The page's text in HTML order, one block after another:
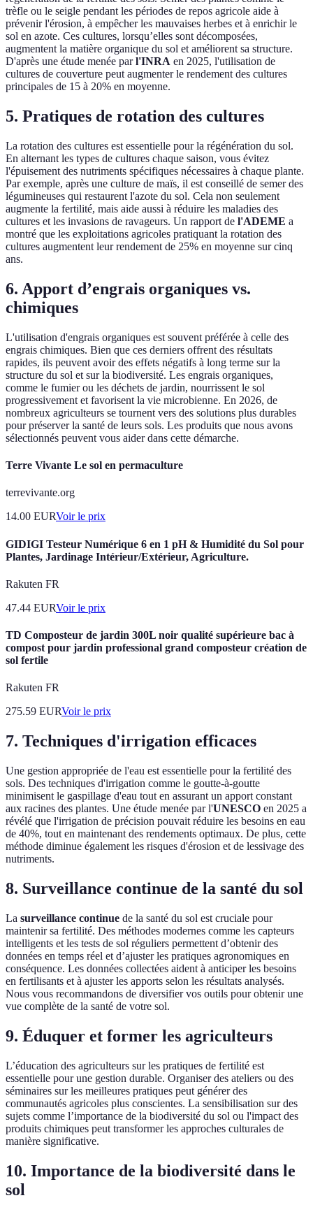
trèfle ou le seigle pendant les périodes de repos agricole aide à
prévenir l'érosion, à empêcher les mauvaises herbes et à enrichir le
sol en azote. Ces cultures, lorsqu’elles sont décomposées,
augmentent la matière organique du sol et améliorent sa structure.
D'après une étude menée parl'INRA en 2025, l'utilisation de
cultures de couverture peut augmenter le rendement des cultures
principales de 15 à 20% en moyenne.
5. Pratiques de rotation des cultures
La rotation des cultures est essentielle pour la régénération du sol.
En alternant les types de cultures chaque saison, vous évitez
l'épuisement des nutriments spécifiques nécessaires à chaque plante.
Par exemple, après une culture de maïs, il est conseillé de semer des
légumineuses qui restaurent l'azote du sol. Cela non seulement
augmente la fertilité, mais aide aussi à réduire les maladies des
cultures et les invasions de ravageurs. Un rapport de l'ADEME a
montré que les exploitations agricoles pratiquant la rotation des
cultures augmentent leur rendement de 25% en moyenne sur cinq
ans.
6. Apport d’engrais organiques vs.
chimiques
L'utilisation d'engrais organiques est souvent préférée à celle des
engrais chimiques. Bien que ces derniers offrent des résultats
rapides, ils peuvent avoir des effets négatifs à long terme sur la
structure du sol et sur la biodiversité. Les engrais organiques,
comme le fumier ou les déchets de jardin, nourrissent le sol
progressivement et favorisent la vie microbienne. En 2026, de
nombreux agriculteurs se tournent vers des solutions plus durables
pour préserver la santé de leurs sols. Les produits que nous avons
sélectionnés peuvent vous aider dans cette démarche.
Terre Vivante Le sol en permaculture
terrevivante.org
14.00 EURVoir le prix
GIDIGI Testeur Numérique 6 en 1 pH & Humidité du Sol pour
Plantes, Jardinage Intérieur/Extérieur, Agriculture.
Rakuten FR
47.44 EURVoir le prix
TD Composteur de jardin 300L noir qualité supérieure bac à
compost pour jardin professional grand composteur création de
sol fertile
Rakuten FR
275.59 EURVoir le prix
7. Techniques d'irrigation efficaces
Une gestion appropriée de l'eau est essentielle pour la fertilité des
sols. Des techniques d'irrigation comme le goutte-à-goutte
minimisent le gaspillage d'eau tout en assurant un apport constant
aux racines des plantes. Une étude menée par l'UNESCO en 2025 a
révélé que l'irrigation de précision pouvait réduire les besoins en eau
de 40%, tout en maintenant des rendements optimaux. De plus, cette
méthode diminue également les risques d'érosion et de lessivage des
nutriments.
8. Surveillance continue de la santé du sol
La surveillance continue de la santé du sol est cruciale pour
maintenir sa fertilité. Des méthodes modernes comme les capteurs
intelligents et les tests de sol réguliers permettent d’obtenir des
données en temps réel et d’ajuster les pratiques agronomiques en
conséquence. Les données collectées aident à anticiper les besoins
en fertilisants et à ajuster les apports selon les résultats analysés.
Nous vous recommandons de diversifier vos outils pour obtenir une
vue complète de la santé de votre sol.
9. Éduquer et former les agriculteurs
L’éducation des agriculteurs sur les pratiques de fertilité est
essentielle pour une gestion durable. Organiser des ateliers ou des
séminaires sur les meilleures pratiques peut générer des
communautés agricoles plus conscientes. La sensibilisation sur des
sujets comme l’importance de la biodiversité du sol ou l'impact des
produits chimiques peut transformer les approches culturales de
manière significative.
10. Importance de la biodiversité dans le
sol